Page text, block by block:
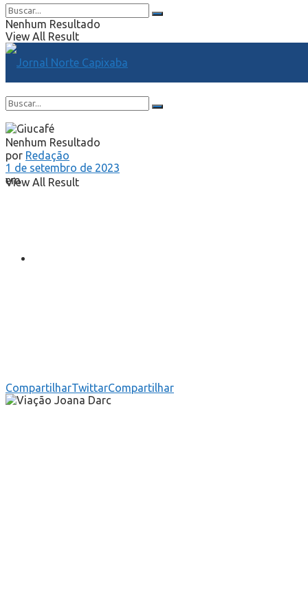
Nenhum Resultado
View All Result
Nenhum Resultado
View All Result
por Redação
1 de setembro de 2023
em
CompartilharTwittarCompartilhar